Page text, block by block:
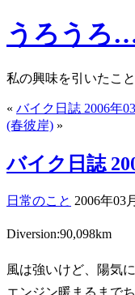
うろう
私の興味を引いたこ
« バイク日誌 2006年
(春彼岸) »
バイク日誌
日常のこと 2006年03
Diversion:90,098km
風は強いけど、陽気
エンジン暖まるまで